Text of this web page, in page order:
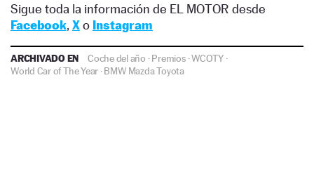
Sigue toda la información de EL MOTOR desde
Facebook, Xo Instagram
ARCHIVADO EN Coche del año ·Premios·WCOTY·
World Car of The Year ·BMW MazdaToyota